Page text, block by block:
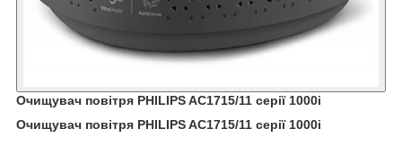
Очищувач повітря PHILIPS AC1715/11 серії 1000i
Очищувач повітря PHILIPS AC1715/11 серії 1000i